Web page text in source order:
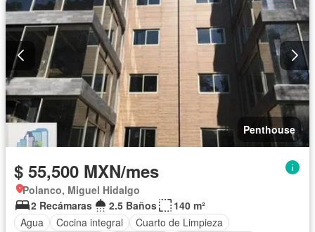
Penthouse
$ 55,500 MXN/mes
Polanco, Miguel Hidalgo
2 Recámaras
2.5 Baños
140 m²
Agua
Cocina integral
Cuarto de Limpieza